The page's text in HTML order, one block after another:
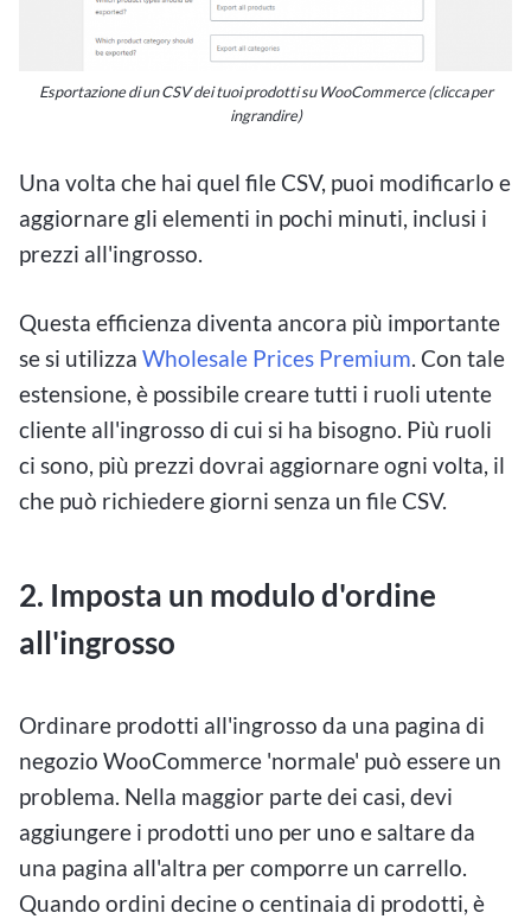
Esportazione di un CSV dei tuoi prodotti su WooCommerce (clicca per
ingrandire)
Una volta che hai quel file CSV, puoi modificarlo e
aggiornare gli elementi in pochi minuti, inclusi i
prezzi all'ingrosso.
Questa efficienza diventa ancora più importante
se si utilizza Wholesale Prices Premium. Con tale
estensione, è possibile creare tutti i ruoli utente
cliente all'ingrosso di cui si ha bisogno. Più ruoli
ci sono, più prezzi dovrai aggiornare ogni volta, il
che può richiedere giorni senza un file CSV.
2. Imposta un modulo d'ordine
all'ingrosso
Ordinare prodotti all'ingrosso da una pagina di
negozio WooCommerce 'normale' può essere un
problema. Nella maggior parte dei casi, devi
aggiungere i prodotti uno per uno e saltare da
una pagina all'altra per comporre un carrello.
Quando ordini decine o centinaia di prodotti, è